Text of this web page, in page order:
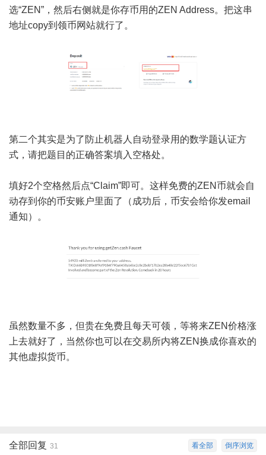
选“ZEN”，然后右侧就是你存币用的ZEN Address。把这串
地址copy到领币网站就行了。
第二个其实是为了防止机器人自动登录用的数学题认证方
式，请把题目的正确答案填入空格处。
填好2个空格然后点“Claim”即可。这样免费的ZEN币就会自
动存到你的币安账户里面了（成功后，币安会给你发email
通知）。
虽然数量不多，但贵在免费且每天可领，等将来ZEN价格涨
上去就好了，当然你也可以在交易所内将ZEN换成你喜欢的
其他虚拟货币。
倒序浏览
看全部
全部回复 31